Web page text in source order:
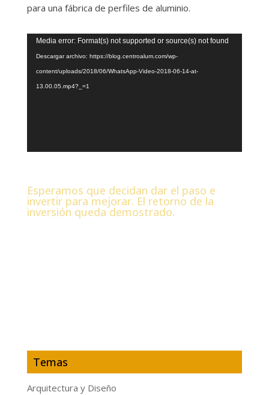
para una fábrica de perfiles de aluminio.
Reproductor
de
vídeo
Media error: Format(s) not supported or source(s) not found
Descargar archivo: https://blog.centroalum.com/wp-
content/uploads/2018/06/WhatsApp-Video-2018-06-14-at-
13.00.05.mp4?_=1
Esperamos que decidan dar el paso e
invertir para mejorar. El retorno de la
inversión queda demostrado.
Temas
Arquitectura y Diseño